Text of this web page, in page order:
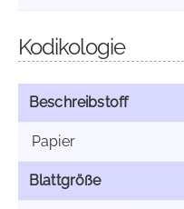
Kodikologie
Beschreibstoff
Papier
Blattgröße